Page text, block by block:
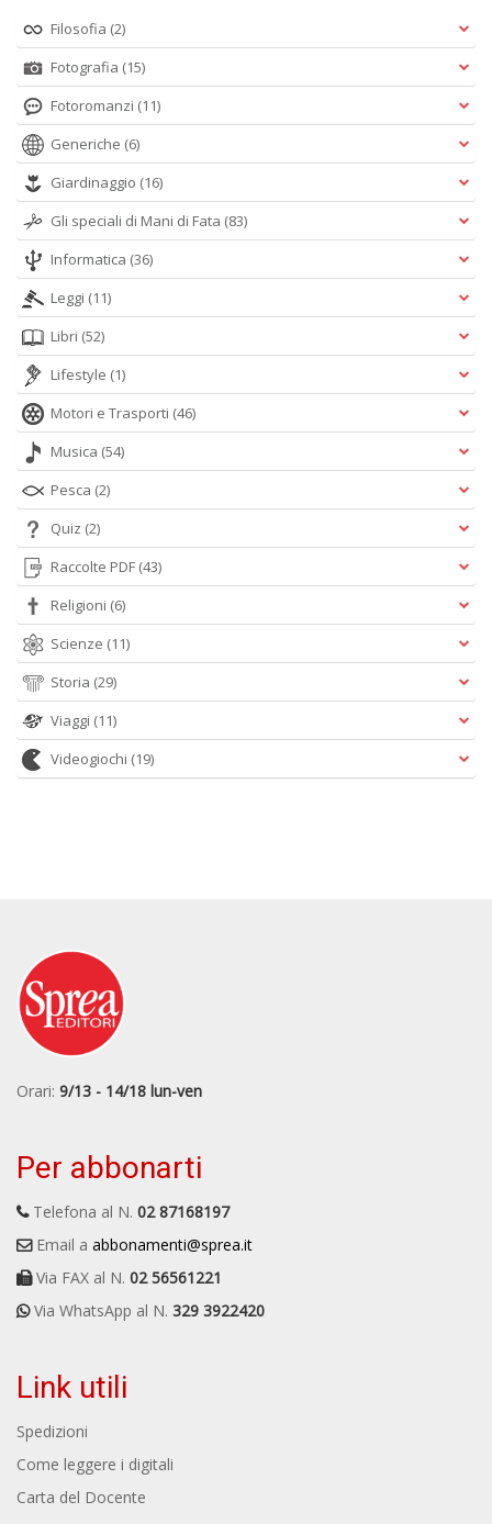
Filosofia (2)
Fotografia (15)
Fotoromanzi (11)
Generiche (6)
Giardinaggio (16)
Gli speciali di Mani di Fata (83)
Informatica (36)
Leggi (11)
Libri (52)
Lifestyle (1)
Motori e Trasporti (46)
Musica (54)
Pesca (2)
Quiz (2)
Raccolte PDF (43)
Religioni (6)
Scienze (11)
Storia (29)
Viaggi (11)
Videogiochi (19)
Orari: 9/13 - 14/18 lun-ven
Per abbonarti
Telefona al N. 02 87168197
Email a abbonamenti@sprea.it
Via FAX al N. 02 56561221
Via WhatsApp al N. 329 3922420
Link utili
Spedizioni
Come leggere i digitali
Carta del Docente